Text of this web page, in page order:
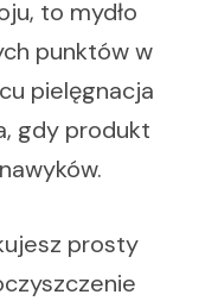
to mydło
punktów w
pielęgnacja
gdy produkt
prosty